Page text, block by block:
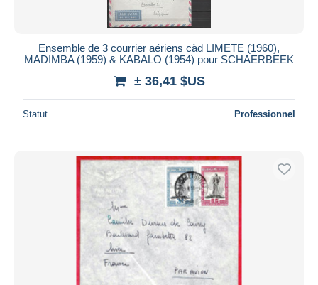
Ensemble de 3 courrier aériens càd LIMETE (1960),
MADIMBA (1959) & KABALO (1954) pour SCHAERBEEK
± 36,41 $US
Statut Professionnel